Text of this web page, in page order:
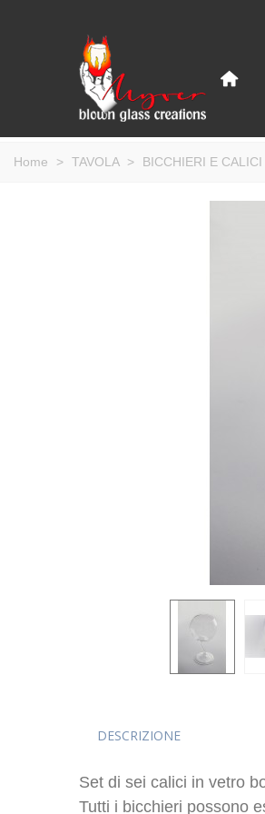
Home > TAVOLA > BICCHIERI E CALICI
DESCRIZIONE
Set di sei calici in vetro
Tutti i bicchieri possono